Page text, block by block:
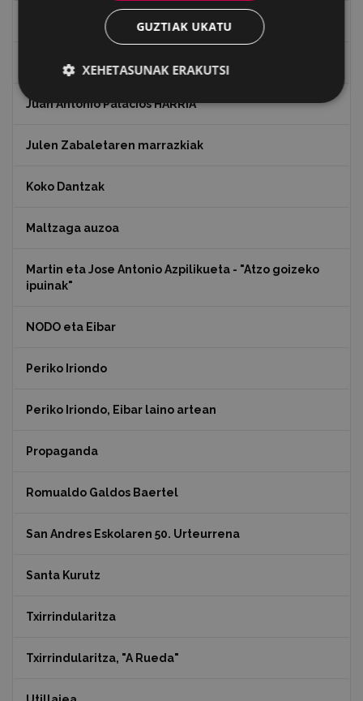
Ignazio Zuloagaren margolanak Eibarko dendetan
Indalecio Ojanguren, Gipuzkoako Foru Aldundia
Juan Antonio Palacios HARRIA
Julen Zabaletaren marrazkiak
Koko Dantzak
Maltzaga auzoa
Martin eta Jose Antonio Azpilikueta - "Atzo goizeko
ipuinak"
NODO eta Eibar
Periko Iriondo
Periko Iriondo, Eibar laino artean
Propaganda
Romualdo Galdos Baertel
San Andres Eskolaren 50. Urteurrena
Santa Kurutz
Txirrindularitza
Txirrindularitza, "A Rueda"
GUZTIAK UKATU
XEHETASUNAK ERAKUTSI